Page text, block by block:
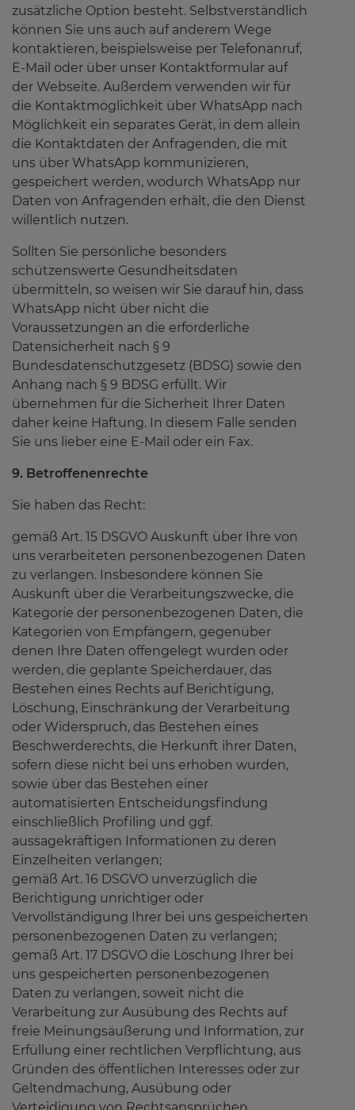
zusätzliche Option besteht. Selbstverständlich
können Sie uns auch auf anderem Wege
kontaktieren, beispielsweise per Telefonanruf,
E-Mail oder über unser Kontaktformular auf
der Webseite. Außerdem verwenden wir für
die Kontaktmöglichkeit über WhatsApp nach
Möglichkeit ein separates Gerät, in dem allein
die Kontaktdaten der Anfragenden, die mit
uns über WhatsApp kommunizieren,
gespeichert werden, wodurch WhatsApp nur
Daten von Anfragenden erhält, die den Dienst
willentlich nutzen.
Sollten Sie persönliche besonders
schützenswerte Gesundheitsdaten
übermitteln, so weisen wir Sie darauf hin, dass
WhatsApp nicht über nicht die
Voraussetzungen an die erforderliche
Datensicherheit nach § 9
Bundesdatenschutzgesetz (BDSG) sowie den
Anhang nach § 9 BDSG erfüllt. Wir
übernehmen für die Sicherheit Ihrer Daten
daher keine Haftung. In diesem Falle senden
Sie uns lieber eine E-Mail oder ein Fax.
9. Betroffenenrechte
Sie haben das Recht:
gemäß Art. 15 DSGVO Auskunft über Ihre von
uns verarbeiteten personenbezogenen Daten
zu verlangen. Insbesondere können Sie
Auskunft über die Verarbeitungszwecke, die
Kategorie der personenbezogenen Daten, die
Kategorien von Empfängern, gegenüber
denen Ihre Daten offengelegt wurden oder
werden, die geplante Speicherdauer, das
Bestehen eines Rechts auf Berichtigung,
Löschung, Einschränkung der Verarbeitung
oder Widerspruch, das Bestehen eines
Beschwerderechts, die Herkunft ihrer Daten,
sofern diese nicht bei uns erhoben wurden,
sowie über das Bestehen einer
automatisierten Entscheidungsfindung
einschließlich Profiling und ggf.
aussagekräftigen Informationen zu deren
Einzelheiten verlangen;
gemäß Art. 16 DSGVO unverzüglich die
Berichtigung unrichtiger oder
Vervollständigung Ihrer bei uns gespeicherten
personenbezogenen Daten zu verlangen;
gemäß Art. 17 DSGVO die Löschung Ihrer bei
uns gespeicherten personenbezogenen
Daten zu verlangen, soweit nicht die
Verarbeitung zur Ausübung des Rechts auf
freie Meinungsäußerung und Information, zur
Erfüllung einer rechtlichen Verpflichtung, aus
Gründen des öffentlichen Interesses oder zur
Geltendmachung, Ausübung oder